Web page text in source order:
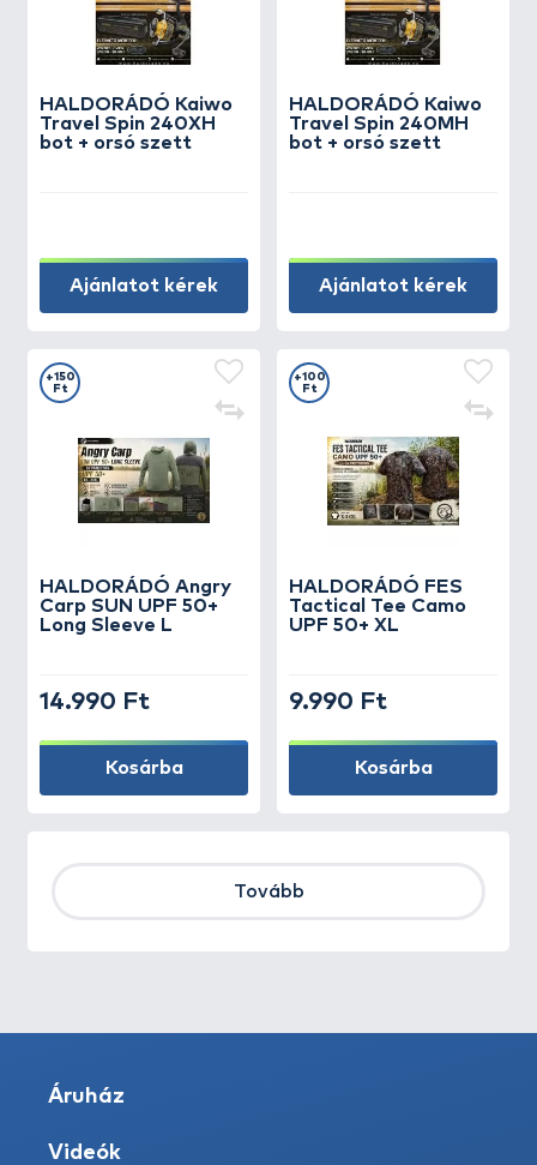
HALDORÁDÓ Kaiwo
Travel Spin 240XH
bot + orsó szett
Ajánlatot kérek
HALDORÁDÓ Kaiwo
Travel Spin 240MH
bot + orsó szett
Ajánlatot kérek
HALDORÁDÓ Angry
Carp SUN UPF 50+
Long Sleeve L
+150
Ft
14.990 Ft
Kosárba
HALDORÁDÓ FES
Tactical Tee Camo
UPF 50+ XL
+100
Ft
9.990 Ft
Kosárba
Tovább
Áruház
Videók